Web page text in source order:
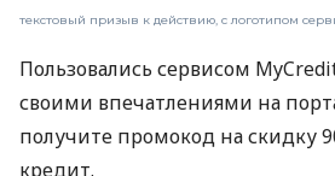
текстовый призыв к действию, с логотипом
Пользовались сервисом
своими впечатлениями на
получите промокод на скидку
кредит.